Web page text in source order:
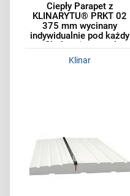
Ciepły Parapet z
KLINARYTU® PRKT 02
375 mm wycinany
indywidualnie pod każdy
profil okna (opcjonalnie
UV)
Klinar